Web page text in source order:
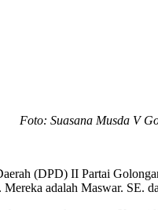
Foto: Suasana Musda V
(DPD) II Partai
Mereka adalah Maswar. SE.